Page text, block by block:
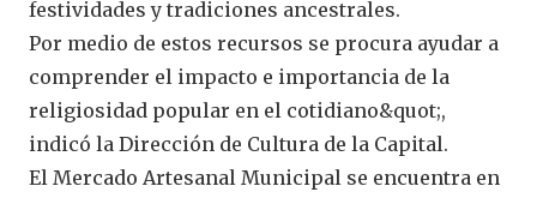
festividades y tradiciones ancestrales.
Por medio de estos recursos se procura ayudar a
comprender el impacto e importancia de la
religiosidad popular en el cotidiano&quot;,
indicó la Dirección de Cultura de la Capital.
El Mercado Artesanal Municipal se encuentra en